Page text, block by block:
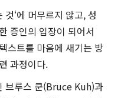
‘에 머무르지 않고, 성
증인의 입장이 되어서
스트를 마음에 새기는 방
과정이다.
브루스 쿤(Bruce Kuh)과